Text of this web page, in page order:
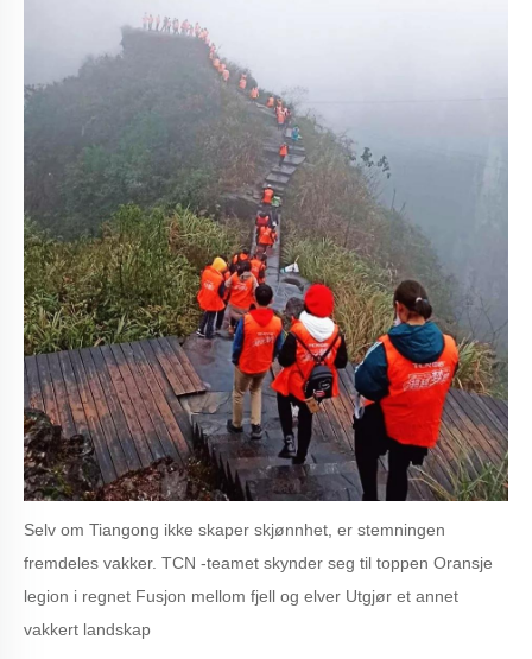
Selv om Tiangong ikke skaper skjønnhet, er stemningen
fremdeles vakker. TCN -teamet skynder seg til toppen Oransje
legion i regnet Fusjon mellom fjell og elver Utgjør et annet
vakkert landskap